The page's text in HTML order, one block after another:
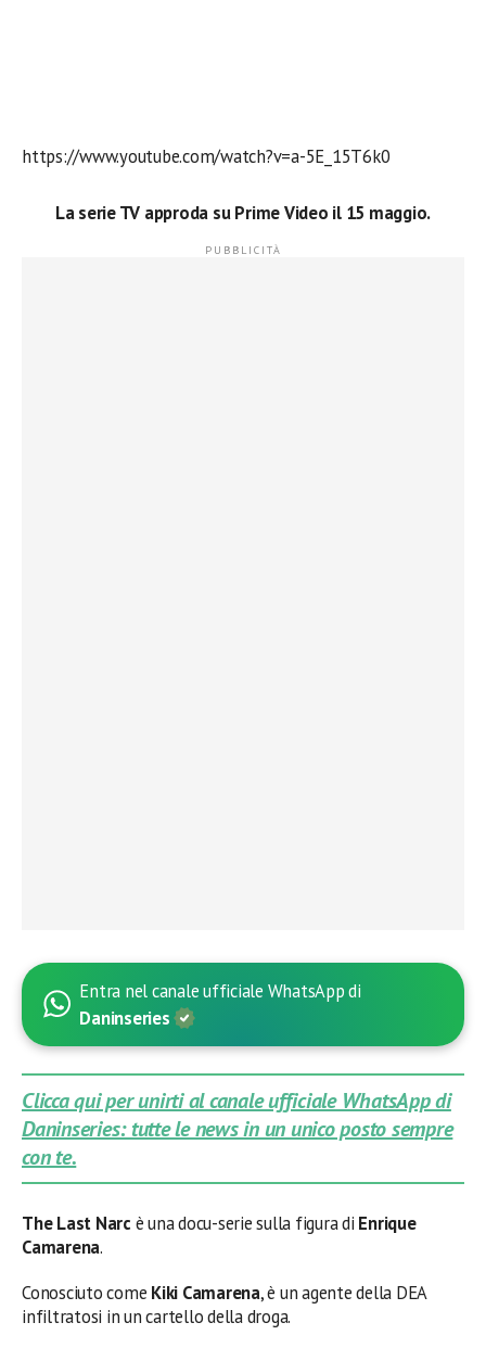
https://www.youtube.com/watch?v=a-5E_15T6k0
La serie TV approda su Prime Video il 15 maggio.
Entra nel canale ufficiale WhatsApp di
Daninseries
Clicca qui per unirti al canale ufficiale WhatsApp di
Daninseries: tutte le news in un unico posto sempre
con te.
The Last Narc è una docu-serie sulla figura di Enrique
Camarena.
Conosciuto come Kiki Camarena, è un agente della DEA
infiltratosi in un cartello della droga.